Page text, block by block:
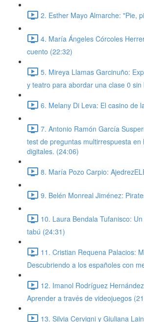
2. Esther Mayo Almarche: "Pie,
4. María Ángeles Córcoles
cuento (22:32)
5. Mireya Llamas Garcinuño:
y teatro para abordar una clase 0
6. Melany Di Leva: El casino de
7. Antonio Ramón García
test de preguntas multirrespuesta en
digitales. (24:06)
8. María Pozo Carpio:
9. Belén Monreal Jiménez:
10. Laura Bendala Tufanisco:
tabú (24:31)
11. Cristian Requena Palacios:
Descubriendo a los españoles con
12. Imanol Rodríguez
Aprender a través de videojuegos
13. Silvia Cervigni y Giuliana